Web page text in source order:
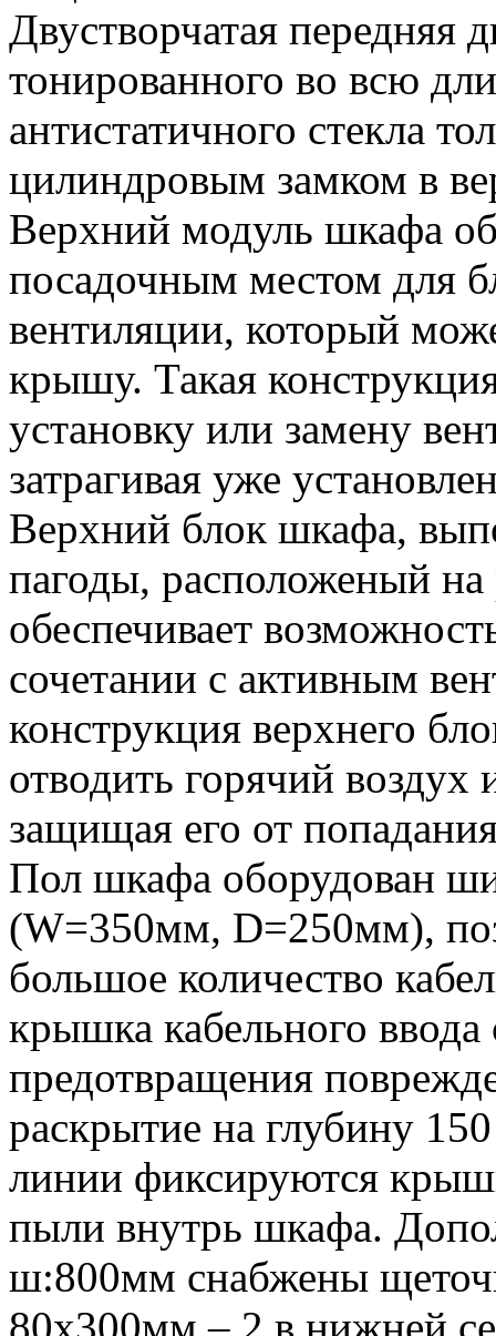
Двустворчатая передняя
тонированного во всю
антистатичного стекла
цилиндровым замком в
Верхний модуль шкафа
посадочным местом для
вентиляции, который
крышу. Такая
установку или замену
затрагивая уже
Верхний блок шкафа,
пагоды, расположеный
обеспечивает
сочетании с активным
конструкция верхнего
отводить горячий
защищая его от
Пол шкафа оборудован
(W=350мм, D=250мм),
большое количество
крышка кабельного
предотвращения
раскрытие на глубину
линии фиксируются
пыли внутрь шкафа.
ш:800мм снабжены
80х300мм – 2 в нижней